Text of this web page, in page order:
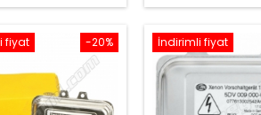
-20%
fiyat İndirimli fiyat